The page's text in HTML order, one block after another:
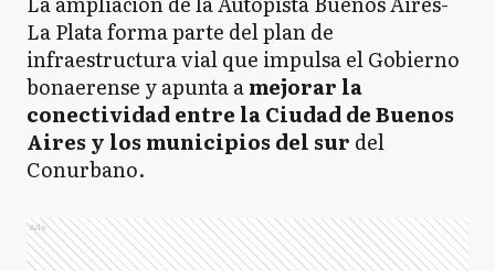
La Plata forma parte del plan de
infraestructura vial que impulsa el Gobierno
bonaerense y apunta amejorar la
conectividad entre la Ciudad de Buenos
Aires y los municipios del sur del
Conurbano.
Ads